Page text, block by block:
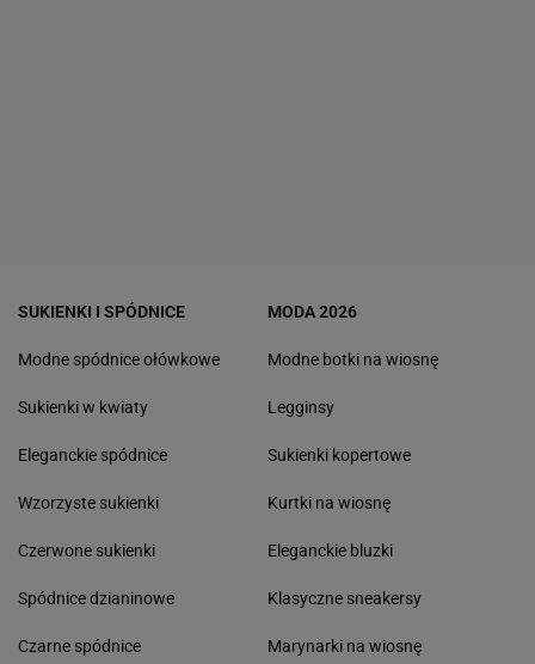
SUKIENKI I SPÓDNICE
Modne spódnice ołówkowe
Sukienki w kwiaty
Eleganckie spódnice
Wzorzyste sukienki
Czerwone sukienki
Spódnice dzianinowe
Czarne spódnice
MODA 2026
Modne botki na wiosnę
Legginsy
Sukienki kopertowe
Kurtki na wiosnę
Eleganckie bluzki
Klasyczne sneakersy
Marynarki na wiosnę